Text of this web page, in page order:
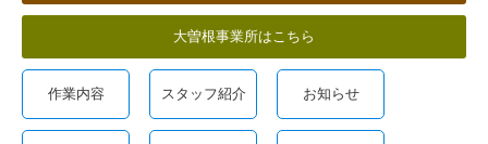
大曽根事業所はこちら
作業内容 スタッフ紹介 お知らせ